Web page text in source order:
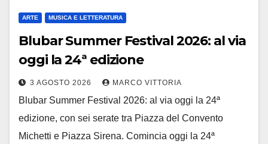
ARTE MUSICA E LETTERATURA
Blubar Summer Festival 2026: al via
oggi la 24ª edizione
3 AGOSTO 2026 MARCO VITTORIA
Blubar Summer Festival 2026: al via oggi la 24ª
edizione, con sei serate tra Piazza del Convento
Michetti e Piazza Sirena. Comincia oggi la 24ª